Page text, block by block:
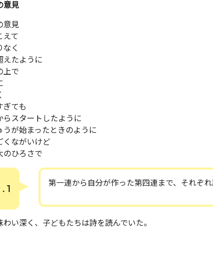
意見
意見
えて
なく
えたように
上で
ぎても
らスタートしたように
うが始まったときのように
くながいけど
のひろさで
1 第一連から自分が作った第四連まで、それぞれ
わい深く、子どもたちは詩を読んでいた。